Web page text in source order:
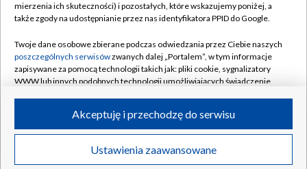
Naziemna Telewizja Cyfrowa
Rada Programowa
System NOS
Informacje o nadawcy
Program dla prasy
Ogłoszenie przetargowe
Pomoc
Kontakt
Kanały
©2026 Telewizja Polska S.A. w likwidacji
mierzenia ich skuteczności) i pozostałych, które wskazujemy poniżej, a
także zgody na udostępnianie przez nas identyfikatora PPID do Google.
Twoje dane osobowe zbierane podczas odwiedzania przez Ciebie naszych
poszczególnych serwisówzwanych dalej „Portalem”, w tym informacje
zapisywane za pomocą technologii takich jak: pliki cookie, sygnalizatory
WWW lub innych podobnych technologii umożliwiających świadczenie
ruchu w Internecie.
Twoje dane osobowe zbierane podczas odwiedzania przez Ciebie
poszczególnych serwisówna Portalu, takie jak adresy IP, identyfikatory
Ustawienia zaawansowane
Akceptuję i przechodzę do serwisu